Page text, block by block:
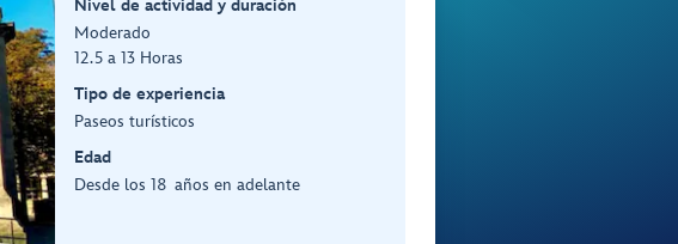
Nivel de actividad y duración
Moderado
12.5 a 13 Horas
Tipo de experiencia
Paseos turísticos
Edad
Desde los 18 años en adelante